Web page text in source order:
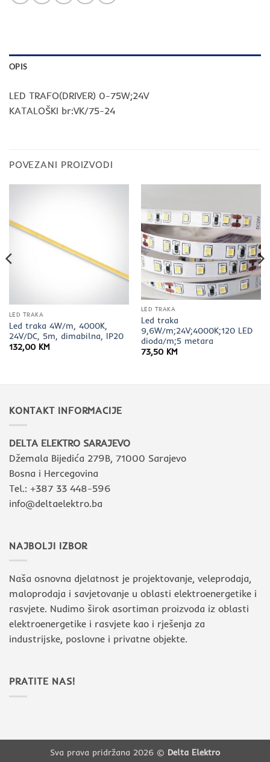
OPIS
LED TRAFO(DRIVER) 0-75W;24V
KATALOŠKI br:VK/75-24
POVEZANI PROIZVODI
LED TRAKA
Led traka 4W/m, 4000K,
24V/DC, 5m, dimabilna, IP20
132,00 KM
LED TRAKA
Led traka
9,6W/m;24V;4000K;120 LED
dioda/m;5 metara
73,50 KM
KONTAKT INFORMACIJE
DELTA ELEKTRO SARAJEVO
Džemala Bijedića 279B, 71000 Sarajevo
Bosna i Hercegovina
Tel.: +387 33 448-596
info@deltaelektro.ba
NAJBOLJI IZBOR
Naša osnovna djelatnost je projektovanje, veleprodaja,
maloprodaja i savjetovanje u oblasti elektroenergetike i
rasvjete. Nudimo širok asortiman proizvoda iz oblasti
elektroenergetike i rasvjete kao i rješenja za
industrijske, poslovne i privatne objekte.
PRATITE NAS!
Sva prava pridržana 2026 © Delta Elektro